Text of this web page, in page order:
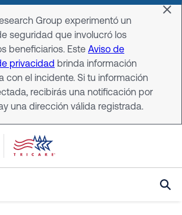
Group experimentó un
seguridad que involucró los
beneficiarios. Este Aviso de
privacidad brinda información
con el incidente. Si tu información
recibirás una notificación por
una dirección válida registrada.